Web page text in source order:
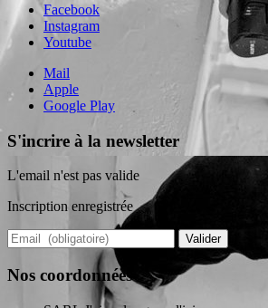
Facebook
Instagram
Youtube
Mail
Apple
Google Play
S'incrire à la newsletter
L'email n'est pas valide
Inscription enregistrée
Valider
Nos coordonnées